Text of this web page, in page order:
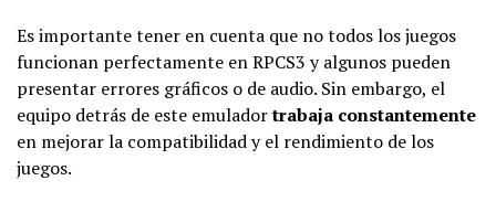
Es importante tener en cuenta que no todos los juegos
funcionan perfectamente en RPCS3 y algunos pueden
presentar errores gráficos o de audio. Sin embargo, el
equipo detrás de este emuladortrabaja constantemente
en mejorar la compatibilidad y el rendimiento de los
juegos.